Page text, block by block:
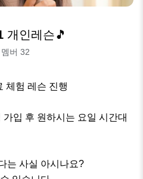
개인레슨🎵
멤버 32
체험 레슨 진행
입 후 원하시는 요일 시간대
는 사실 아시나요?